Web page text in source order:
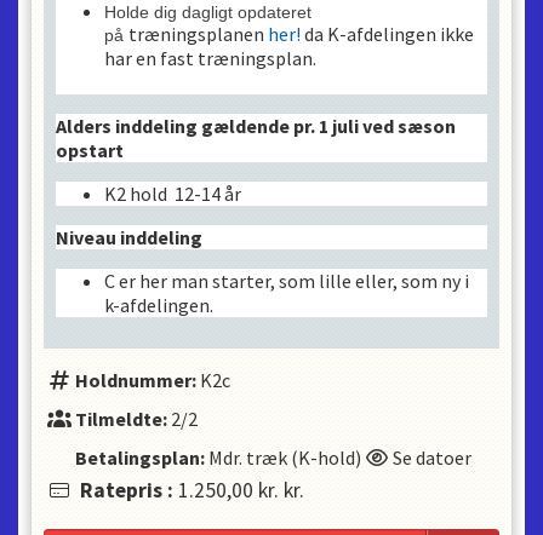
Holde dig dagligt opdateret
på træningsplanen her! da K-afdelingen ikke
har en fast træningsplan.
Alders inddeling gældende pr. 1 juli ved sæson
opstart
K2 hold 12-14 år
Niveau inddeling
C er her man starter, som lille eller, som ny i
k-afdelingen.
Holdnummer: K2c
Tilmeldte:2/2
Betalingsplan: Mdr. træk (K-hold) Se datoer
Ratepris : 1.250,00 kr. kr.